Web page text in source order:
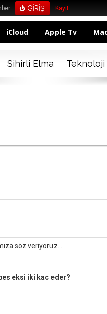
Kayıt
iCloud Apple Tv
Sihirli Elma
söz veriyoruz...
bes eksi iki kac eder?